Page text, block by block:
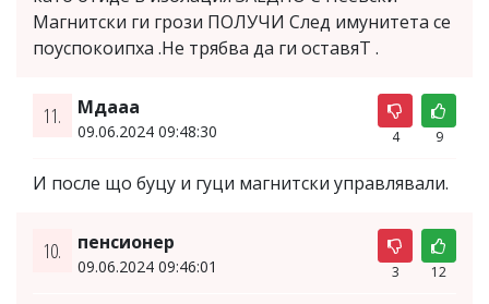
Магнитски ги грози ПОЛУЧИ След имунитета се
поуспокоипха .Не трябва да ги оставяТ .
11. Мдааа
09.06.2024 09:48:30 4 9
И после що буцу и гуци магнитски управлявали.
10. пенсионер
09.06.2024 09:46:01 3 12